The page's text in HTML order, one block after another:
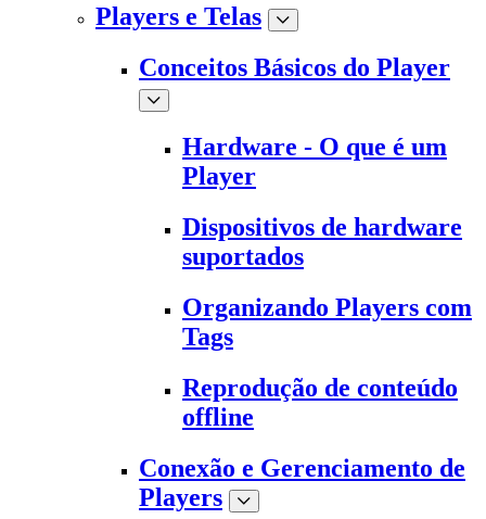
Players e Telas
Conceitos Básicos do Player
Hardware - O que é um
Player
Dispositivos de hardware
suportados
Organizando Players com
Tags
Reprodução de conteúdo
offline
Conexão e Gerenciamento de
Players